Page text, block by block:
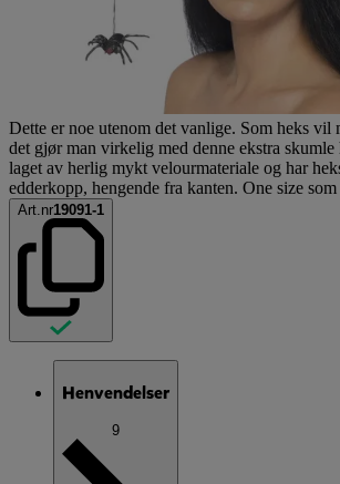
Dette er noe utenom det vanlige. Som heks vil
det gjør man virkelig med denne ekstra skumle
laget av herlig mykt velourmateriale og har
edderkopp, hengende fra kanten. One size
Art.nr19091-1
Henvendelser
9